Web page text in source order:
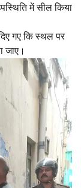
में सील किया
गए कि स्थल पर
जाए।